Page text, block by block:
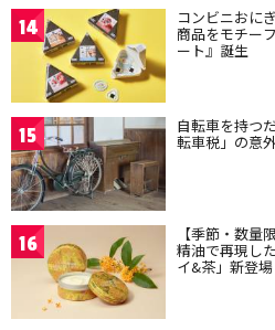
14 コンビニおに
商品をモチー
ート』誕生
15 自転車を持つ
転車税」の意
16 【季節・数量
精油で再現し
イ&茶」新登場